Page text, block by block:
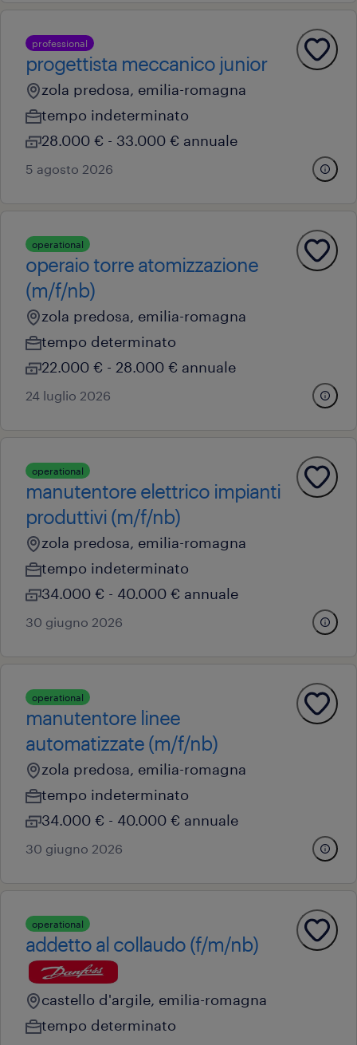
professional
progettista meccanico junior
zola predosa, emilia-romagna
tempo indeterminato
28.000 € - 33.000 € annuale
5 agosto 2026
operational
operaio torre atomizzazione
(m/f/nb)
zola predosa, emilia-romagna
tempo determinato
22.000 € - 28.000 € annuale
24 luglio 2026
operational
manutentore elettrico impianti
produttivi (m/f/nb)
zola predosa, emilia-romagna
tempo indeterminato
34.000 € - 40.000 € annuale
30 giugno 2026
operational
manutentore linee
automatizzate (m/f/nb)
zola predosa, emilia-romagna
tempo indeterminato
34.000 € - 40.000 € annuale
30 giugno 2026
operational
addetto al collaudo (f/m/nb)
castello d'argile, emilia-romagna
tempo determinato